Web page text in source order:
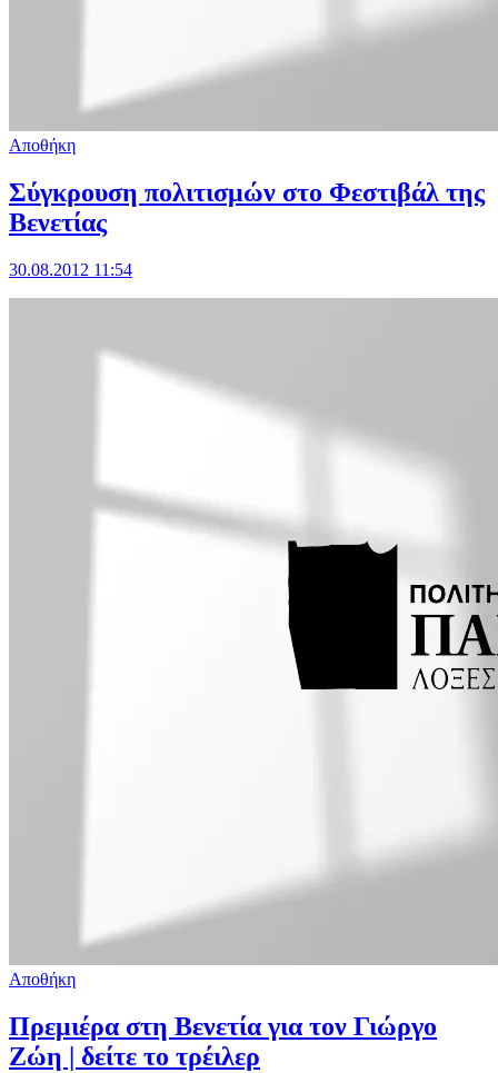
Αποθήκη
Σύγκρουση πολιτισμών στο Φεστιβάλ της
Βενετίας
30.08.2012 11:54
Αποθήκη
Πρεμιέρα στη Βενετία για τον Γιώργο
Ζώη | δείτε το τρέιλερ